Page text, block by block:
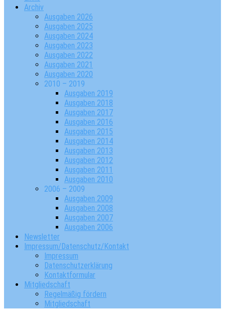
Archiv
Ausgaben 2026
Ausgaben 2025
Ausgaben 2024
Ausgaben 2023
Ausgaben 2022
Ausgaben 2021
Ausgaben 2020
2010 – 2019
Ausgaben 2019
Ausgaben 2018
Ausgaben 2017
Ausgaben 2016
Ausgaben 2015
Ausgaben 2014
Ausgaben 2013
Ausgaben 2012
Ausgaben 2011
Ausgaben 2010
2006 – 2009
Ausgaben 2009
Ausgaben 2008
Ausgaben 2007
Ausgaben 2006
Newsletter
Impressum/Datenschutz/Kontakt
Impressum
Datenschutzerklärung
Kontaktformular
Mitgliedschaft
Regelmäßig fördern
Mitgliedschaft